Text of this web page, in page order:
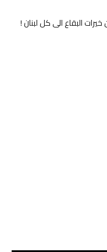
البقاع الى كل لبنان !